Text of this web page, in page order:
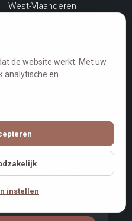
West-Vlaanderen
en
Zo ontvangt u later
de website werkt. Met uw
analytische en
instellen